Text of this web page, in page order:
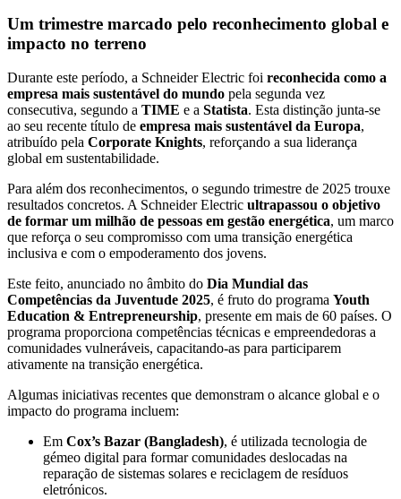
Um trimestre marcado pelo reconhecimento global e
impacto no terreno
Durante este período, a Schneider Electric foi reconhecida como a
empresa mais sustentável do mundo pela segunda vez
consecutiva, segundo a TIME e a Statista. Esta distinção junta-se
ao seu recente título de empresa mais sustentável da Europa,
atribuído pela Corporate Knights, reforçando a sua liderança
global em sustentabilidade.
Para além dos reconhecimentos, o segundo trimestre de 2025 trouxe
resultados concretos. A Schneider Electric ultrapassou o objetivo
de formar um milhão de pessoas em gestão energética, um marco
que reforça o seu compromisso com uma transição energética
inclusiva e com o empoderamento dos jovens.
Este feito, anunciado no âmbito do Dia Mundial das
Competências da Juventude 2025, é fruto do programa Youth
Education & Entrepreneurship, presente em mais de 60 países. O
programa proporciona competências técnicas e empreendedoras a
comunidades vulneráveis, capacitando-as para participarem
ativamente na transição energética.
Algumas iniciativas recentes que demonstram o alcance global e o
impacto do programa incluem:
Em Cox’s Bazar (Bangladesh), é utilizada tecnologia de
gémeo digital para formar comunidades deslocadas na
reparação de sistemas solares e reciclagem de resíduos
eletrónicos.